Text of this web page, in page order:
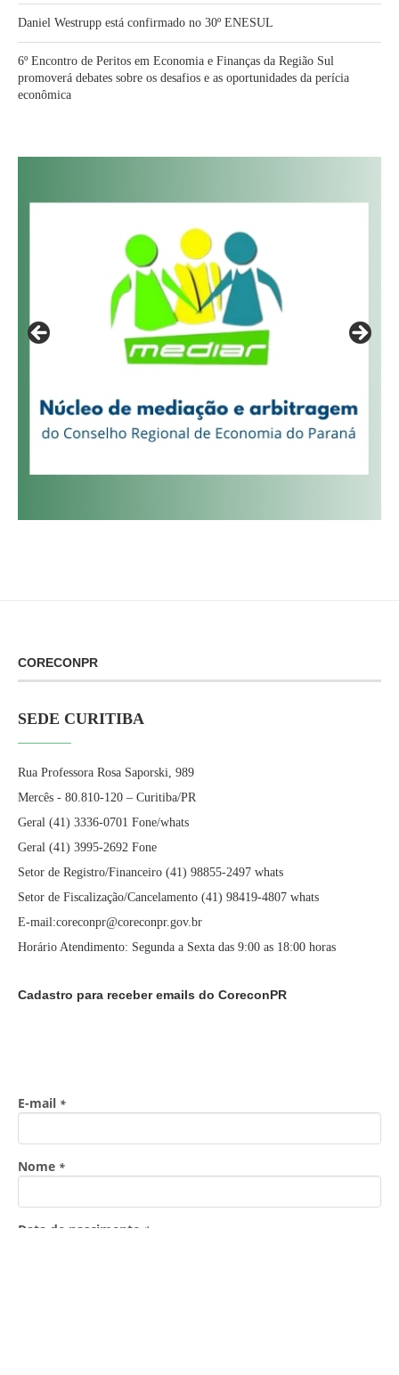
Daniel Westrupp está confirmado no 30º ENESUL
6º Encontro de Peritos em Economia e Finanças da Região Sul
promoverá debates sobre os desafios e as oportunidades da perícia
econômica
CORECONPR
SEDE CURITIBA
Rua Professora Rosa Saporski, 989
Mercês - 80.810-120 – Curitiba/PR
Geral (41) 3336-0701 Fone/whats
Geral (41) 3995-2692 Fone
Setor de Registro/Financeiro (41) 98855-2497 whats
Setor de Fiscalização/Cancelamento (41) 98419-4807 whats
E-mail:coreconpr@coreconpr.gov.br
Horário Atendimento: Segunda a Sexta das 9:00 as 18:00 horas
Cadastro para receber emails do CoreconPR